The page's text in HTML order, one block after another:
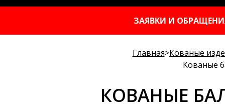
ЗАЯВКИ И ОБРАЩЕНИЯ
Главная>Кованые
Кованые
КОВАНЫЕ